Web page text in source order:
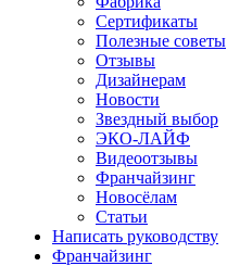
Сертификаты
Полезные советы
Отзывы
Дизайнерам
Новости
Звездный выбор
ЭКО-ЛАЙФ
Видеоотзывы
Франчайзинг
Новосёлам
Статьи
Написать руководству
Франчайзинг